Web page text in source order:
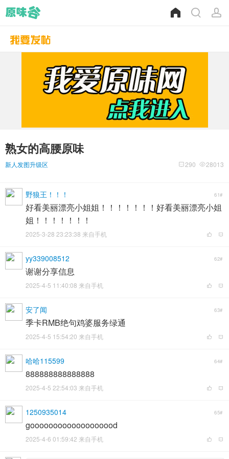
熟女的高腰原味
新人发图升级区 28013
290
野狼王！！！ 61#
好看美丽漂亮小姐姐！！！！！！！好看美丽漂亮小姐
姐！！！！！！！
2025-3-28 23:23:38 来自手机
yy339008512 62#
谢谢分享信息
2025-4-5 11:40:08 来自手机
安了闻 63#
季卡RMB绝句鸡婆服务绿通
2025-4-5 15:54:20 来自手机
哈哈115599 64#
888888888888888
2025-4-5 22:54:03 来自手机
1250935014 65#
gooooooooooooooooood
2025-4-6 01:59:42 来自手机